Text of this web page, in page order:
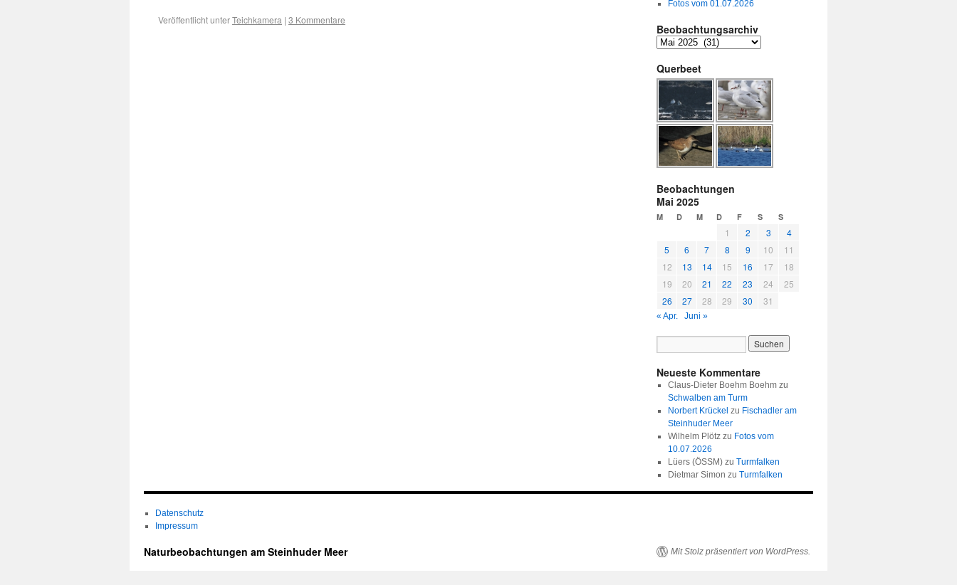
Veröffentlicht unterTeichkamera | 3 Kommentare
Fotos vom 01.07.2026
Beobachtungsarchiv
Querbeet
Beobachtungen
Mai 2025
M D M D F S S
1 2 3
4
5
6 7 8 9 10
11
12
13 14 15 16 17
18
19
20 21 22 23 24
25
26
27 28 29 30 31
« Apr. Juni »
Neueste Kommentare
Claus-Dieter Boehm Boehmzu
Schwalben am Turm
Norbert Krückel zu Fischadler am
Steinhuder Meer
Wilhelm Plötzzu Fotos vom
10.07.2026
Lüers (ÖSSM)zu Turmfalken
Dietmar Simon zu Turmfalken
Datenschutz
Impressum
Naturbeobachtungen am Steinhuder Meer Mit Stolz präsentiert von WordPress.